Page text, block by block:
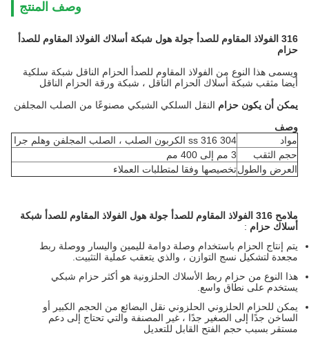
وصف المنتج
316 الفولاذ المقاوم للصدأ جولة هول شبكة أسلاك الفولاذ المقاوم للصدأ
حزام
ويسمى هذا النوع من الفولاذ المقاوم للصدأ الحزام الناقل شبكة سلكية
أيضا مثقب شبكة أسلاك الحزام الناقل ، شبكة ورقة الحزام الناقل
يمكن أن يكون حزامالنقل السلكي الشبكي مصنوعًا من الصلب المجلفن
وصف
مواد
ss 316 304 الكربون الصلب ، الصلب المجلفن وهلم جرا
حجم الثقب
العرض والطول تخصيصها وفقا لمتطلبات العملاء
ملامح
316 الفولاذ المقاوم للصدأ جولة هول الفولاذ المقاوم للصدأ شبكة
أسلاك حزام:
يتم إنتاج الحزام باستخدام وصلة دوامة لليمين واليسار ووصلة ربط
مجعدة لتشكيل نسج التوازن ، والذي يتعقب عملية التثبيت.
هذا النوع من حزام ربط الأسلاك الحلزونية هو أكثر حزام شبكي
يستخدم على نطاق واسع.
يمكن للحزام الحلزوني الحلزوني نقل البضائع من الحجم الكبير أو
الساخن جدًا إلى الصغير جدًا ، غير المصنفة والتي تحتاج إلى دعم
مستقر بسبب حجم الفتح القابل للتعديل